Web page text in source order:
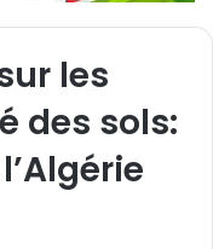
les
des sols: